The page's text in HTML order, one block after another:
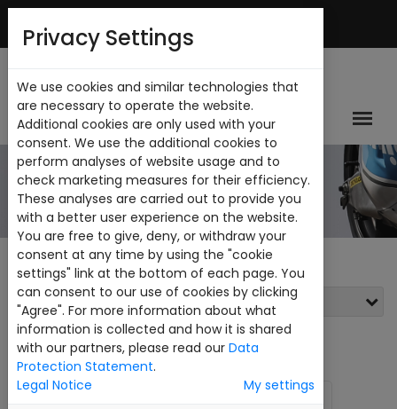
Español
CATALOGO
Filtros
Ver: 24
Nombre (A - Z)
Privacy Settings
We use cookies and similar technologies that
are necessary to operate the website.
Additional cookies are only used with your
consent. We use the additional cookies to
perform analyses of website usage and to
check marketing measures for their efficiency.
These analyses are carried out to provide you
with a better user experience on the website.
You are free to give, deny, or withdraw your
consent at any time by using the "cookie
settings" link at the bottom of each page. You
can consent to our use of cookies by clicking
"Agree". For more information about what
information is collected and how it is shared
with our partners, please read our Data
Protection Statement.
Legal Notice
My settings